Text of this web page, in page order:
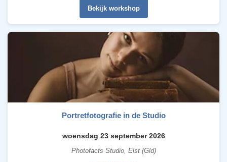
Bekijk workshop
Portretfotografie in de Studio
woensdag 23 september 2026
Photofacts Studio, Elst (Gld)